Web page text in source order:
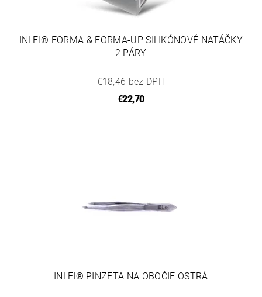
INLEI® FORMA & FORMA-UP SILIKÓNOVÉ NATÁČKY
2 PÁRY
€18,46 bez DPH
€22,70
INLEI® PINZETA NA OBOČIE OSTRÁ